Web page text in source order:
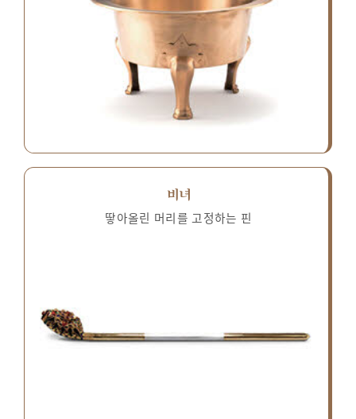
비녀
땋아올린 머리를 고정하는 핀